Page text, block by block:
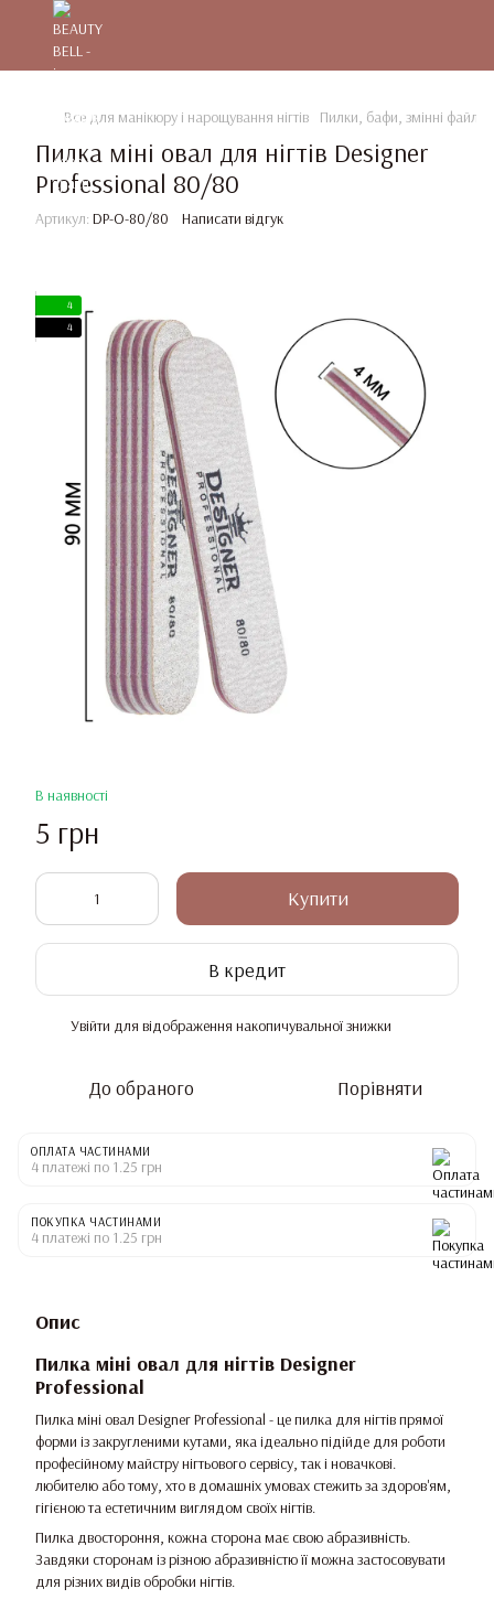
Все для манікюру і нарощування нігтів Пилки, бафи, змінні файли
Пилка міні овал для нігтів Designer
Professional 80/80
Артикул: DP-O-80/80 Написати відгук
4
4
В наявності
5 грн
Купити
В кредит
Увійти для відображення накопичувальної знижки
До обраного Порівняти
ОПЛАТА ЧАСТИНАМИ
4 платежі по 1.25 грн
ПОКУПКА ЧАСТИНАМИ
4 платежі по 1.25 грн
Опис
Пилка міні овал для нігтів Designer
Professional
Пилка міні овал Designer Professional - це пилка для нігтів прямої
форми із закругленими кутами, яка ідеально підійде для роботи
професійному майстру нігтьового сервісу, так і новачкові.
любителю або тому, хто в домашніх умовах стежить за здоров'ям,
гігієною та естетичним виглядом своїх нігтів.
Пилка двостороння, кожна сторона має свою абразивність.
Завдяки сторонам із різною абразивністю її можна застосовувати
для різних видів обробки нігтів.